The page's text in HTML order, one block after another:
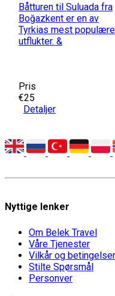
Båtturen til Suluada fra
Boğazkent er en av
Tyrkias mest populære
utflukter. &
Pris
€25
Detaljer
Nyttige lenker
Om Belek Travel
Våre Tjenester
Vilkår og betingelser
Stilte Spørsmål
Personver